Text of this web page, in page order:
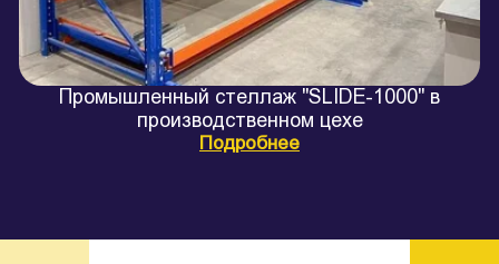
Промышленный стеллаж "SLIDE-1000" в
производственном цехе
Подробнее